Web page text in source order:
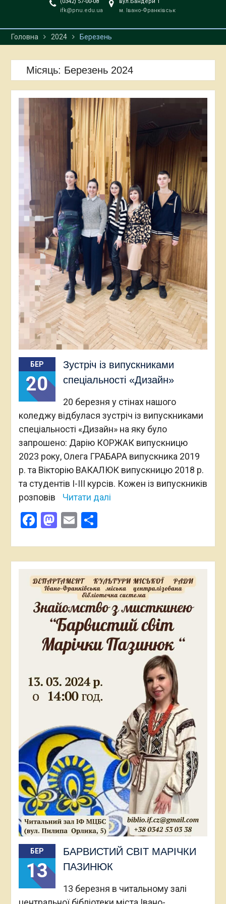
спеціальності «Дизайн» з
проєктування»
ifk@pnu.edu.ua
м. Івано-Франківськ
Головна 2024 Березень
Місяць: Березень 2024
БЕР
20
Зустріч із випускниками
спеціальності «Дизайн»
20 березня у стінах нашого
коледжу відбулася зустріч із випускниками
спеціальності «Дизайн» на яку було
запрошено: Дарію КОРЖАК випускницю
2023 року, Олега ГРАБАРА випускника 2019
р. та Вікторію ВАКАЛЮК випускницю 2018 р.
та студентів І-ІІІ курсів. Кожен із випускників
розповів
Читати далі
Facebook
Mastodon
Email
БЕР
13
БАРВИСТИЙ СВІТ МАРІЧКИ
ПАЗИНЮК
13 березня в читальному залі